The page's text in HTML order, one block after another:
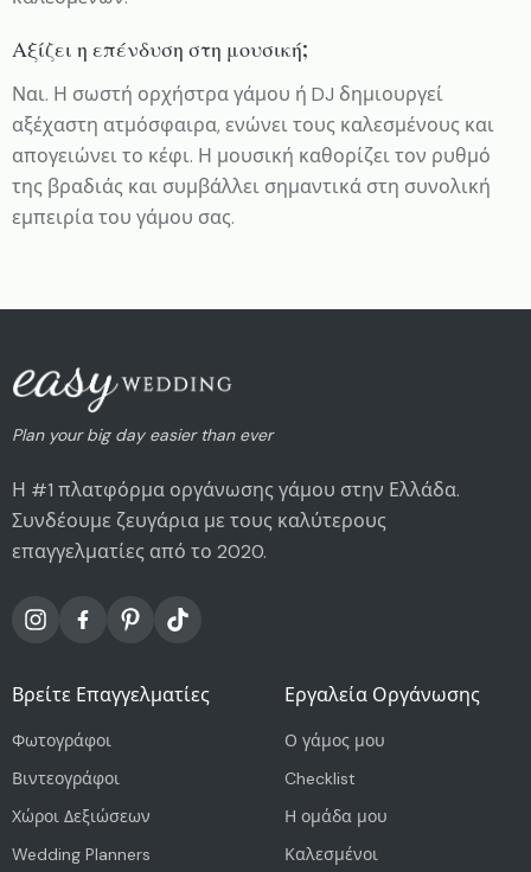
Αξίζει η επένδυση στη μουσική;
Ναι. Η σωστή ορχήστρα γάμου ή DJ δημιουργεί
αξέχαστη ατμόσφαιρα, ενώνει τους καλεσμένους και
απογειώνει το κέφι. Η μουσική καθορίζει τον ρυθμό
της βραδιάς και συμβάλλει σημαντικά στη συνολική
εμπειρία του γάμου σας.
Plan your big day easier than ever
Η #1 πλατφόρμα οργάνωσης γάμου στην Ελλάδα.
Συνδέουμε ζευγάρια με τους καλύτερους
επαγγελματίες από το 2020.
Βρείτε Επαγγελματίες
Φωτογράφοι
Βιντεογράφοι
Χώροι Δεξιώσεων
Wedding Planners
Εργαλεία Οργάνωσης
Ο γάμος μου
Checklist
Η ομάδα μου
Καλεσμένοι